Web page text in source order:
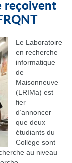
reçoivent
Le Laboratoire
en recherche
informatique
de
Maisonneuve
(LRIMa) est
fier
d’annoncer
que deux
étudiants du
Collège sont
au niveau